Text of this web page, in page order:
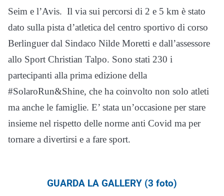
Seim e l’Avis. Il via sui percorsi di 2 e 5 km è stato
dato sulla pista d’atletica del centro sportivo di corso
Berlinguer dal Sindaco Nilde Moretti e dall’assessore
allo Sport Christian Talpo. Sono stati 230 i
partecipanti alla prima edizione della
#SolaroRun&Shine, che ha coinvolto non solo atleti
ma anche le famiglie. E’ stata un’occasione per stare
insieme nel rispetto delle norme anti Covid ma per
tornare a divertirsi e a fare sport.
GUARDA LA GALLERY (3 foto)